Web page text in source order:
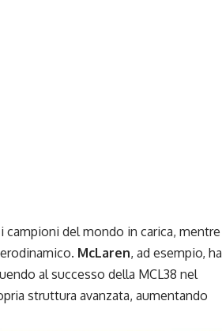
campioni del mondo in carica, mentre
McLaren, ad esempio, ha
al successo della MCL38 nel
struttura avanzata, aumentando